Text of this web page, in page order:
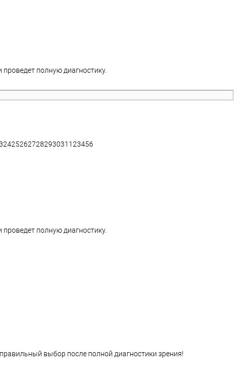
полную диагностику.
2425262728293031 123456
полную диагностику.
выбор после полной диагностики зрения!